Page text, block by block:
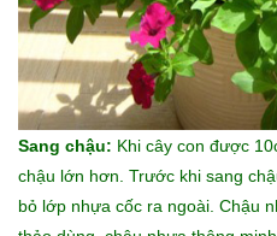
Sang chậu: Khi cây con được
chậu lớn hơn. Trước khi sang
bỏ lớp nhựa cốc ra ngoài. Chậu